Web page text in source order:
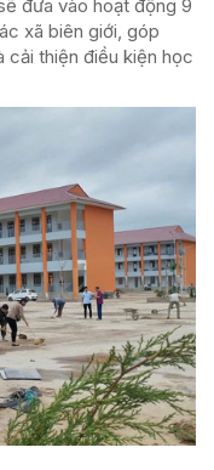
đưa vào hoạt động 9
xã biên giới, góp
cải thiện điều kiện học